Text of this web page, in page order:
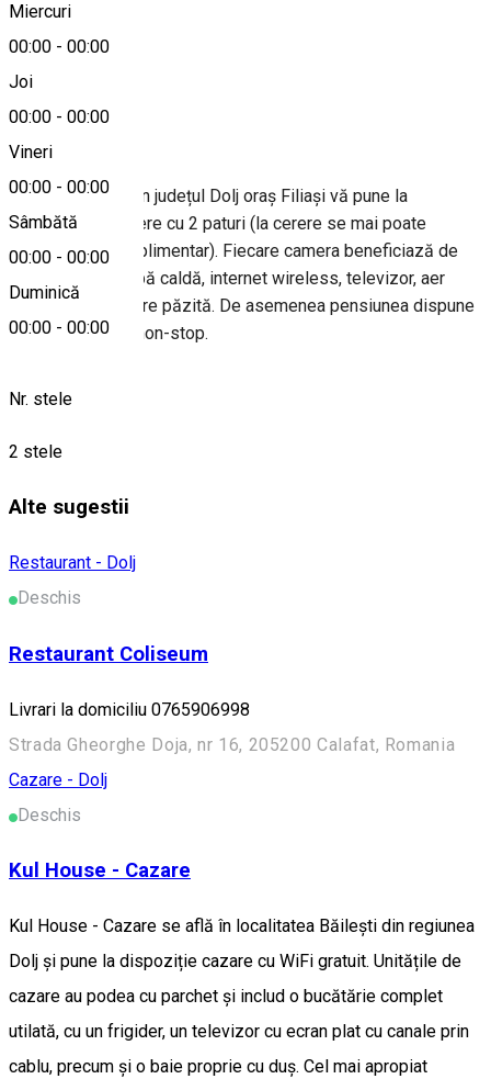
Miercuri
00:00 - 00:00
Joi
00:00 - 00:00
Vineri
00:00 - 00:00
Sâmbătă
00:00 - 00:00
Duminică
00:00 - 00:00
Despre
Pensiunea Alin din județul Dolj oraș Filiași vă pune la
dispoziție 6 camere cu 2 paturi (la cerere se mai poate
adăuga un pat suplimentar). Fiecare camera beneficiază de
baie proprie cu apă caldă, internet wireless, televizor, aer
condiționat, parcare păzită. De asemenea pensiunea dispune
de un restaurant non-stop.
Nr. stele
2 stele
Alte sugestii
Restaurant - Dolj
Deschis
Restaurant Coliseum
Livrari la domiciliu 0765906998
Strada Gheorghe Doja, nr 16, 205200 Calafat, Romania
Cazare - Dolj
Deschis
Kul House - Cazare
Kul House - Cazare se află în localitatea Băileşti din regiunea
Dolj și pune la dispoziție cazare cu WiFi gratuit. Unitățile de
cazare au podea cu parchet și includ o bucătărie complet
utilată, cu un frigider, un televizor cu ecran plat cu canale prin
cablu, precum și o baie proprie cu duș. Cel mai apropiat